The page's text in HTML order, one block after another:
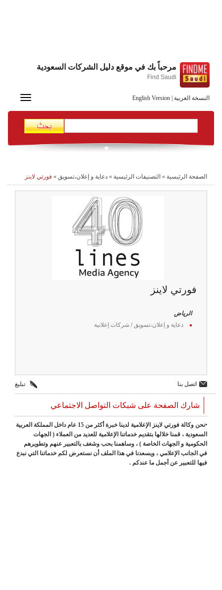
النسخة العربية English Version
مرحباً بك في موقع دليل الشركات السعودية
Find Saudi
Toggle
الصفحة الرئيسية » التصنيفات الرئيسية » دعاية و إعلان،تسويق » فورتي لاينز
فورتي لاينز
الرياض
دعاية و إعلان،تسويق / شركات إعلانية
اتصل بنا تبليغ
شارك الصفحة على شبكات التواصل الاجتماعي
•نحن وكالة فورتي لاينز الإعلامية لدينا خبرة أكثر من 15 عام داخل المملكة العربية
السعودية ، قمنا خلالها بتقديم خدماتنا الإعلامية للعديد من العملاء ( الجهات
الحكومية و الجهات الخاصة ) ، وساهمنا بحب وشغف بالتعبير عنهم وتطويرهم
في الجانب الإعلامي ، ويسعدنا في هذا الملف أن نستعرض لكم خدماتنا التي نبدع
فيها للتعبير عن أجمل ما عندكم .